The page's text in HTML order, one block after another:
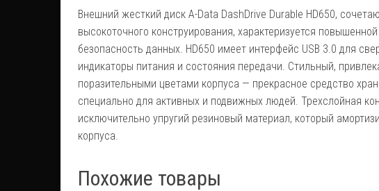
Внешний жесткий диск A-Data DashDrive Durable HD650,
высокоточного конструирования, характеризуется
безопасность данных. HD650 имеет интерфейс USB 3.0 для
индикаторы питания и состояния передачи. Стильный,
поразительными цветами корпуса — прекрасное средство
специально для активных и подвижных людей. Трехслойная
исключительно упругий резиновый материал, который
корпуса.
Похожие товары